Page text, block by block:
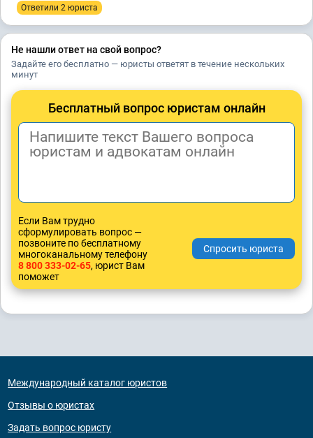
Ответили 2 юристa
Не нашли ответ на свой вопрос?
Задайте его бесплатно — юристы ответят в течение нескольких
минут
Бесплатный вопрос юристам онлайн
Если Вам трудно
сформулировать вопрос —
позвоните по бесплатному
многоканальному телефону
8 800 333-02-65, юрист Вам
поможет
Международный каталог юристов
Отзывы о юристах
Задать вопрос юристу